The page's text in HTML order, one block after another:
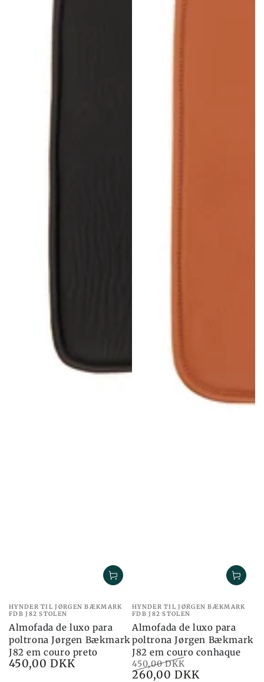
Marca:
HYNDER TIL JØRGEN BÆKMARK
FDB J82 STOLEN
Almofada de luxo para
poltrona Jørgen Bækmark
J82 em couro preto
Preço
450,00 DKK
Marca:
HYNDER TIL JØRGEN BÆKMARK
FDB J82 STOLEN
Almofada de luxo para
poltrona Jørgen Bækmark
J82 em couro conhaque
Preço
450,00 DKK
Preço
260,00 DKK